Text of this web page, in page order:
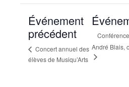
Événement
précédent
Concert annuel des
élèves de Musiqu’Arts
André Blais,